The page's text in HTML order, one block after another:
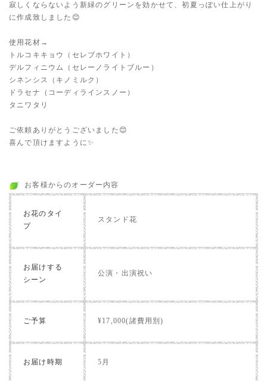
寂しくならないよう新緑のグリーンを効かせて、初夏っぽい仕上がり
に作成致しました😊
使用花材→
トルコキキョウ（セレブホワイト）
デルフィニウム（セレーノライトブルー）
シネンシス（キノミルク）
ドラセナ（コーディラインスノー）
タニワタリ
ご依頼ありがとうございました😊
喜んで頂けますように✨
お客様からのオーダー内容
お花のタイ
プ
スタンド花
お届けする
シーン
公演・出演祝い
ご予算 ¥17,000(諸費用別)
お届け時期 5月